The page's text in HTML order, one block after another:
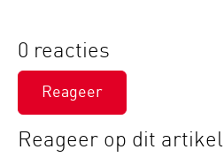
0 reacties
Reageer
Reageer op dit artikel